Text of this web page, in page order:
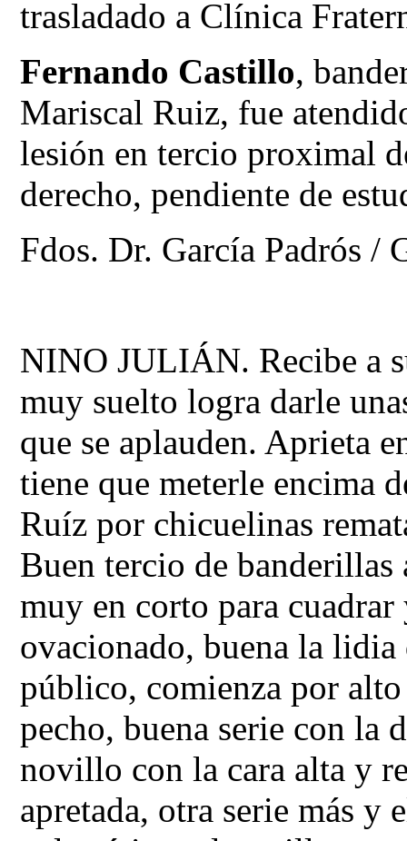
trasladado a Clínica
Fernando Castillo,
Mariscal Ruiz, fue
lesión en tercio proximal
derecho, pendiente de
Fdos. Dr. García Padrós /
NINO JULIÁN. Recibe a
muy suelto logra darle
que se aplauden. Aprieta
tiene que meterle encima
Ruíz por chicuelinas
Buen tercio de banderillas
muy en corto para
ovacionado, buena la
público, comienza por
pecho, buena serie con la
novillo con la cara alta y
apretada, otra serie más